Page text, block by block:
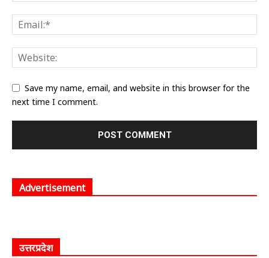
Save my name, email, and website in this browser for the
next time I comment.
Advertisement
उत्तरप्रदेश